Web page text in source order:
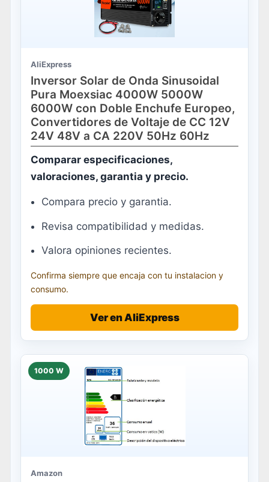
AliExpress
Inversor Solar de Onda Sinusoidal
Pura Moexsiac 4000W 5000W
6000W con Doble Enchufe Europeo,
Convertidores de Voltaje de CC 12V
24V 48V a CA 220V 50Hz 60Hz
Comparar especificaciones,
valoraciones, garantia y precio.
Compara precio y garantia.
Revisa compatibilidad y medidas.
Valora opiniones recientes.
Confirma siempre que encaja con tu instalacion y
consumo.
Ver en AliExpress
1000 W
Amazon